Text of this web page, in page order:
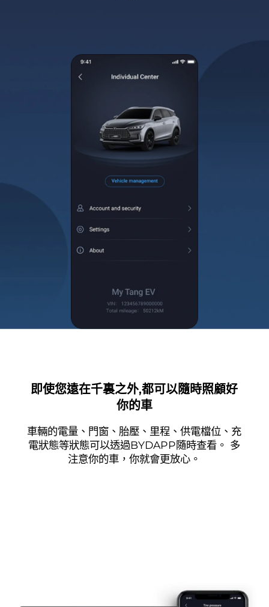
即使您遠在千裏之外,都可以隨時照顧好
你的車
車輛的電量、門窗、胎壓、里程、供電檔位、充
電狀態等狀態可以透過BYDAPP隨時查看。 多
注意你的車，你就會更放心。